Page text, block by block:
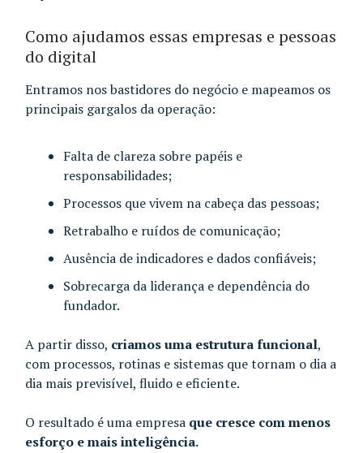
Como ajudamos essas empresas e pessoas
do digital
Entramos nos bastidores do negócio e mapeamos os
principais gargalos da operação:
Falta de clareza sobre papéis e
responsabilidades;
Processos que vivem na cabeça das pessoas;
Retrabalho e ruídos de comunicação;
Ausência de indicadores e dados confiáveis;
Sobrecarga da liderança e dependência do
fundador.
A partir disso, criamos uma estrutura funcional,
com processos, rotinas e sistemas que tornam o dia a
dia mais previsível, fluido e eficiente.
O resultado é uma empresa que cresce com menos
esforço e mais inteligência.